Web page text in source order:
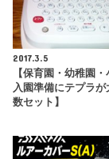
2017.3.5
【保育園・幼稚園
入園準備にテプラ
数セット】